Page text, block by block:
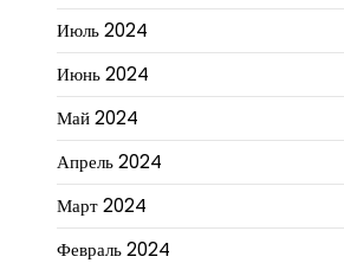
Июль 2024
Июнь 2024
Май 2024
Апрель 2024
Март 2024
Февраль 2024